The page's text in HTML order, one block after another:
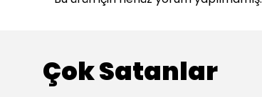
Çok Satanlar